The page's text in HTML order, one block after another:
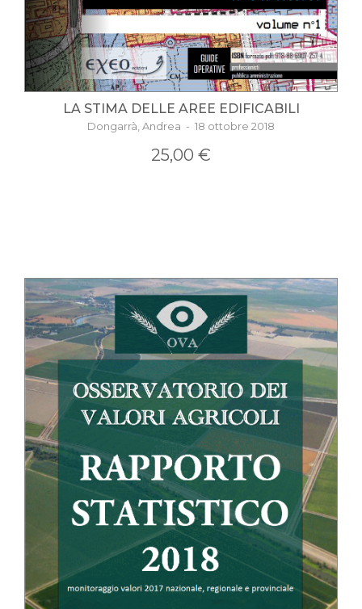
LA STIMA DELLE AREE EDIFICABILI
Dongarrà, Andrea - 18 ottobre 2018
25,00 €